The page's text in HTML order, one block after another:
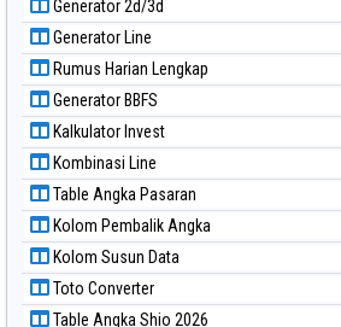
Paito Warna Sao Paulo
Paito Warna Singapore
Paito Warna Sydney
Paito Warna Sydney Lottery
Paito Warna Sydney Lottery 6d
Paito Warna Sydney Lotto
Paito Warna Sydney Pools 6d
Paito Warna Taipei
Paito Warna Taiwan
Generator 2d/3d
Generator Line
Rumus Harian Lengkap
Generator BBFS
Kalkulator Invest
Kombinasi Line
Table Angka Pasaran
Kolom Pembalik Angka
Kolom Susun Data
Toto Converter
Table Angka Shio 2026